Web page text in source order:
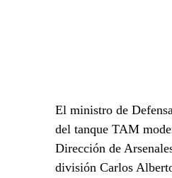
El ministro de
del tanque TAM
Dirección de
división Carlos